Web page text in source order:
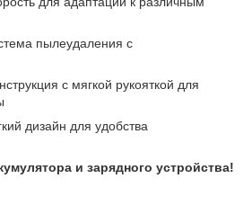
пылеудаления с
с мягкой рукояткой для
дизайн для удобства
и зарядного устройства!